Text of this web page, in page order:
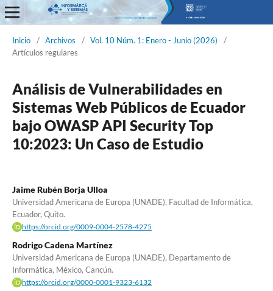
Informática y Sistemas
Inicio / Archivos / Vol. 10 Núm. 1: Enero - Junio (2026)
/
Artículos regulares
Análisis de Vulnerabilidades en
Sistemas Web Públicos de Ecuador
bajo OWASP API Security Top
10:2023: Un Caso de Estudio
Jaime Rubén Borja Ulloa
Universidad Americana de Europa (UNADE), Facultad de Informática,
Ecuador, Quito.
https://orcid.org/0009-0004-2578-4275
Rodrigo Cadena Martínez
Universidad Americana de Europa (UNADE), Departamento de
Informática, México, Cancún.
https://orcid.org/0000-0001-9323-6132